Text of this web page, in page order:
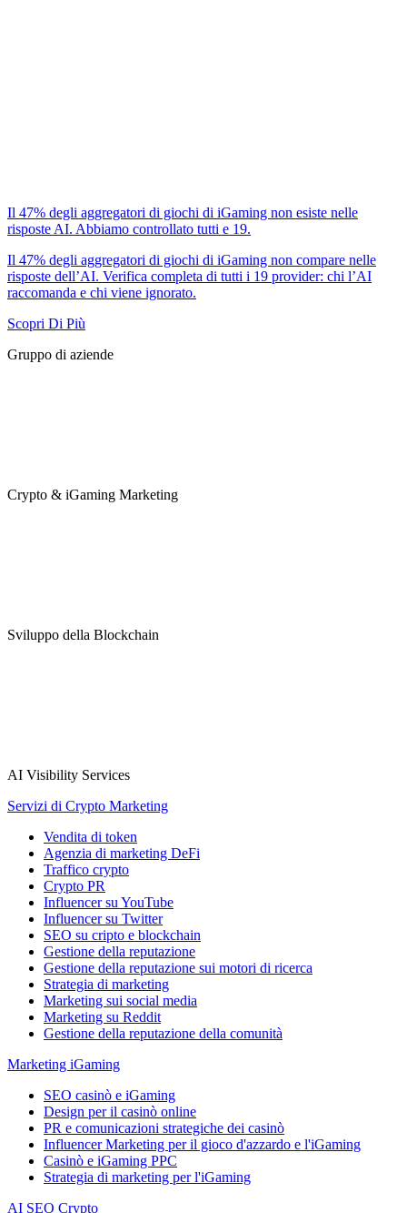
Il 47% degli aggregatori di giochi di iGaming non esiste nelle
risposte AI. Abbiamo controllato tutti e 19.
Il 47% degli aggregatori di giochi di iGaming non compare nelle
risposte dell’AI. Verifica completa di tutti i 19 provider: chi l’AI
raccomanda e chi viene ignorato.
Scopri Di Più
Gruppo di aziende
Crypto & iGaming Marketing
Sviluppo della Blockchain
AI Visibility Services
Servizi di Crypto Marketing
Vendita di token
Agenzia di marketing DeFi
Traffico crypto
Crypto PR
Influencer su YouTube
Influencer su Twitter
SEO su cripto e blockchain
Gestione della reputazione
Gestione della reputazione sui motori di ricerca
Strategia di marketing
Marketing sui social media
Marketing su Reddit
Gestione della reputazione della comunità
Marketing iGaming
SEO casinò e iGaming
Design per il casinò online
PR e comunicazioni strategiche dei casinò
Influencer Marketing per il gioco d'azzardo e l'iGaming
Casinò e iGaming PPC
Strategia di marketing per l'iGaming
AI SEO Crypto